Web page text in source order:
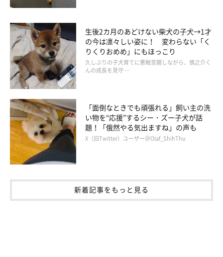
た。
飼い主さん：
りんは、かわいい娘のような存在です。りんがいることで家族
の笑いが絶えません。
私自身も、りんがいなかったら早起きや、天気が悪い日にお外で
散歩なんてしなかったと思います。りんがいるからできる経験や
体験、触れ合いがあって、毎日が本当に幸せです」
三角形をしていたりんちゃんの頭。その後ろ姿は、飼い主さんに
関連記事:
生後2カ月のあどけない柴犬の子犬→1才
の今は凛々しい姿に！ 変わらない「く
りくりおめめ」にもほっこり
久しぶりの子犬育てに悪戦苦闘しながら、慎之介く
んの成長を見守 …
「面倒なときでも頑張れる」飼い主の洗
い物を“応援”するシー・ズー子犬が話
題！「俄然やる気出ますね」の声も
X（旧Twitter）ユーザー＠Olaf_ShihThu
新着記事をもっと見る